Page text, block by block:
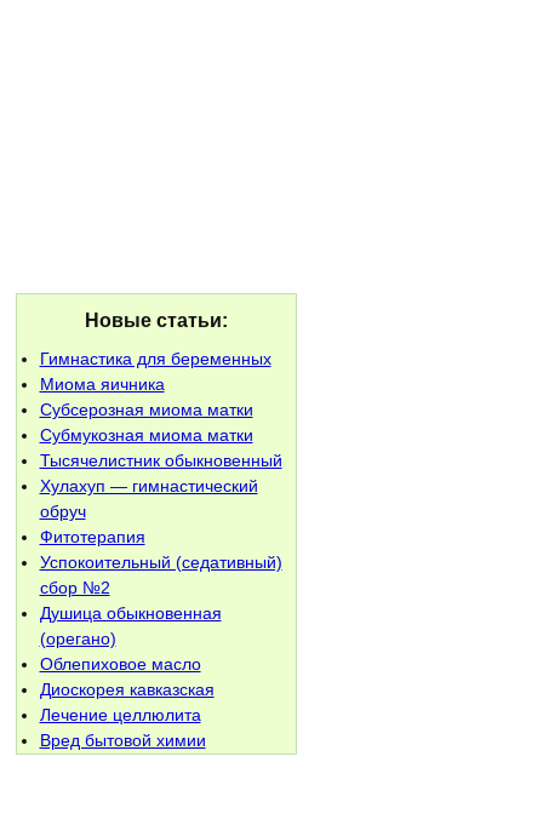
Новые статьи:
Гимнастика для беременных
Миома яичника
Субсерозная миома матки
Субмукозная миома матки
Тысячелистник обыкновенный
Хулахуп — гимнастический
обруч
Фитотерапия
Успокоительный (седативный)
сбор №2
Душица обыкновенная
(орегано)
Облепиховое масло
Диоскорея кавказская
Лечение целлюлита
Вред бытовой химии